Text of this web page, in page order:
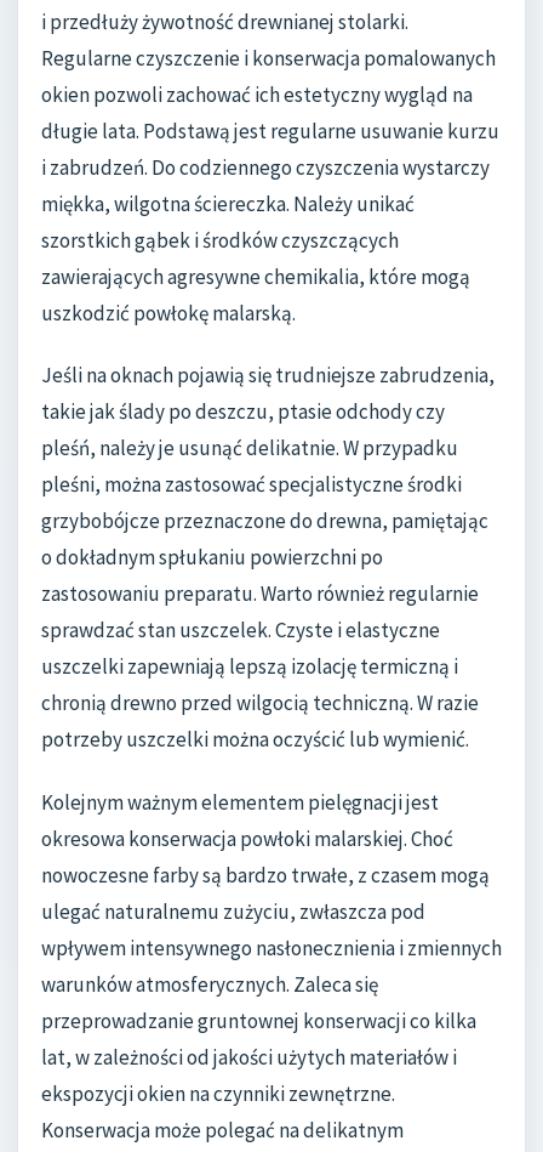
i przedłuży żywotność drewnianej stolarki.
Regularne czyszczenie i konserwacja pomalowanych
okien pozwoli zachować ich estetyczny wygląd na
długie lata. Podstawą jest regularne usuwanie kurzu
i zabrudzeń. Do codziennego czyszczenia wystarczy
miękka, wilgotna ściereczka. Należy unikać
szorstkich gąbek i środków czyszczących
zawierających agresywne chemikalia, które mogą
uszkodzić powłokę malarską.
Jeśli na oknach pojawią się trudniejsze zabrudzenia,
takie jak ślady po deszczu, ptasie odchody czy
pleśń, należy je usunąć delikatnie. W przypadku
pleśni, można zastosować specjalistyczne środki
grzybobójcze przeznaczone do drewna, pamiętając
o dokładnym spłukaniu powierzchni po
zastosowaniu preparatu. Warto również regularnie
sprawdzać stan uszczelek. Czyste i elastyczne
uszczelki zapewniają lepszą izolację termiczną i
chronią drewno przed wilgocią techniczną. W razie
potrzeby uszczelki można oczyścić lub wymienić.
Kolejnym ważnym elementem pielęgnacji jest
okresowa konserwacja powłoki malarskiej. Choć
nowoczesne farby są bardzo trwałe, z czasem mogą
ulegać naturalnemu zużyciu, zwłaszcza pod
wpływem intensywnego nasłonecznienia i zmiennych
warunków atmosferycznych. Zaleca się
przeprowadzanie gruntownej konserwacji co kilka
lat, w zależności od jakości użytych materiałów i
ekspozycji okien na czynniki zewnętrzne.
Konserwacja może polegać na delikatnym